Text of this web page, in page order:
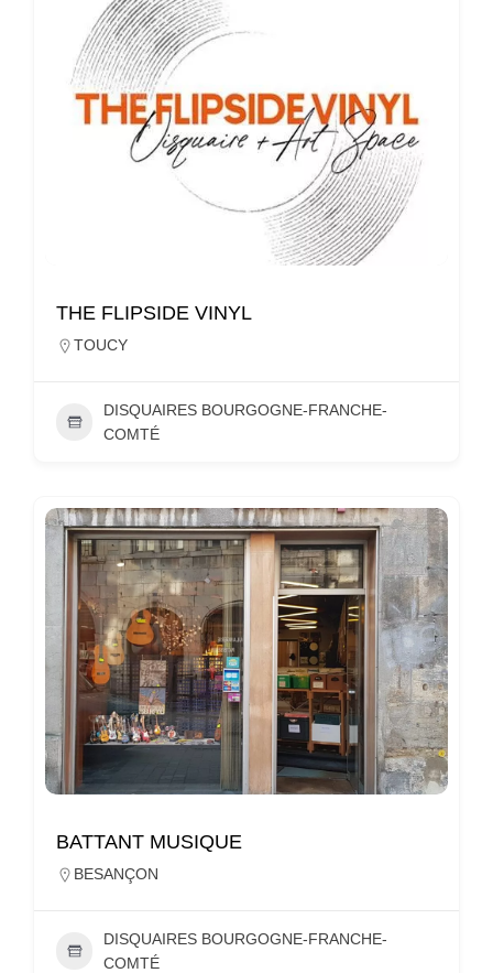
THE FLIPSIDE VINYL
TOUCY
DISQUAIRES BOURGOGNE-FRANCHE-
COMTÉ
BATTANT MUSIQUE
BESANÇON
DISQUAIRES BOURGOGNE-FRANCHE-
COMTÉ